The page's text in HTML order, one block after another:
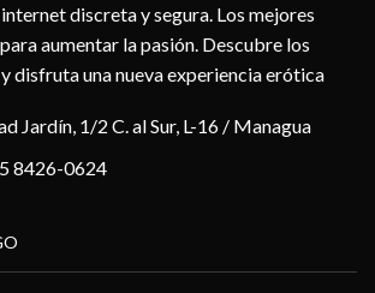
discreta y segura. Los mejores
aumentar la pasión. Descubre los
disfruta una nueva experiencia erótica
Jardín, 1/2 C. al Sur, L-16 / Managua
8426-0624